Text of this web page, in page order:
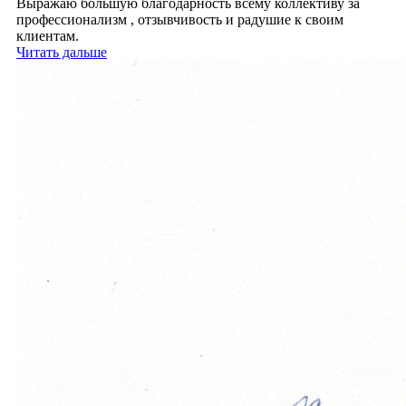
Выражаю большую благодарность всему коллективу за
профессионализм , отзывчивость и радушие к своим
клиентам.
Читать дальше